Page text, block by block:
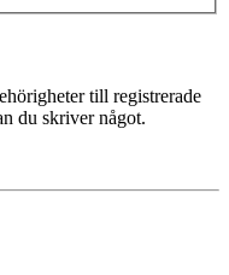
till registrerade
du skriver något.